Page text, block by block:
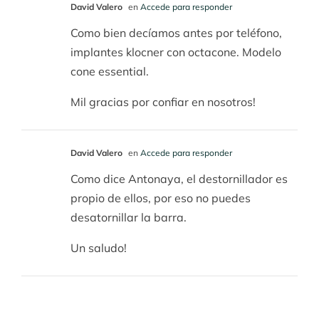
David Valero en Accede para responder
Como bien decíamos antes por teléfono,
implantes klocner con octacone. Modelo
cone essential.
Mil gracias por confiar en nosotros!
David Valero en Accede para responder
Como dice Antonaya, el destornillador es
propio de ellos, por eso no puedes
desatornillar la barra.
Un saludo!